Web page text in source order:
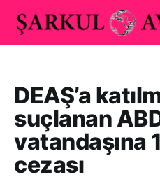
DEAŞ’a
suçlanan
vatandaşına
cezası